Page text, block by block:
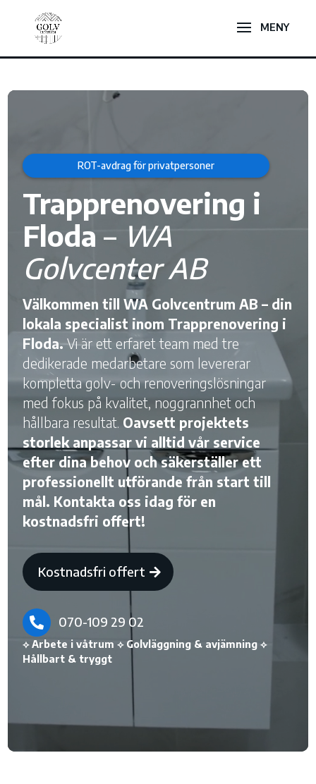
Videospelare
ROT-avdrag för privatpersoner
Trapprenovering i
Floda – WA
Golvcenter AB
Välkommen till WA Golvcentrum AB – din
lokala specialist inom Trapprenovering i
Floda.Vi är ett erfaret team med tre
dedikerade medarbetare som levererar
kompletta golv- och renoveringslösningar
med fokus på kvalitet, noggrannhet och
hållbara resultat. Oavsett projektets
storlek anpassar vi alltid vår service
efter dina behov och säkerställer ett
professionellt utförande från start till
mål. Kontakta oss idag för en
kostnadsfri offert!
Kostnadsfri offert
 070-109 29 02
⟡ Arbete i våtrum ⟡ Golvläggning & avjämning ⟡
Hållbart & tryggt